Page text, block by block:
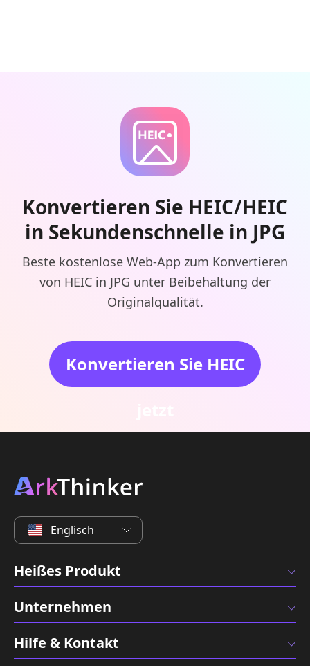
Konvertieren Sie HEIC/HEIC
in Sekundenschnelle in JPG
Beste kostenlose Web-App zum Konvertieren
von HEIC in JPG unter Beibehaltung der
Originalqualität.
Konvertieren Sie HEIC
Englisch
Heißes Produkt
Unternehmen
Hilfe & Kontakt